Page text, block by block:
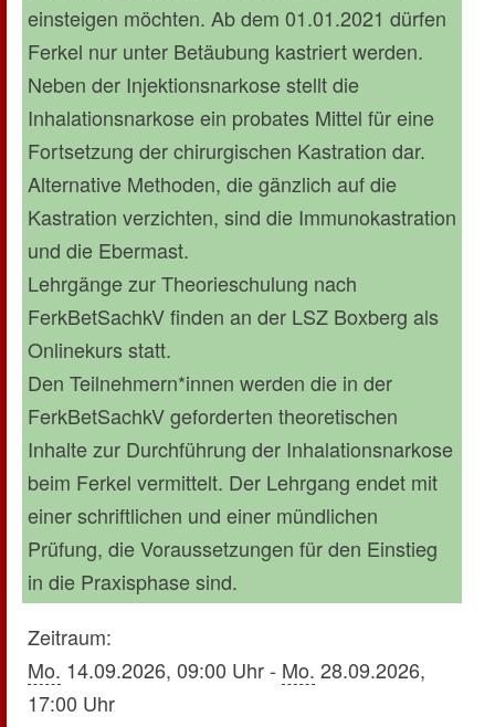
einsteigen möchten. Ab dem 01.01.2021 dürfen
Ferkel nur unter Betäubung kastriert werden.
Neben der Injektionsnarkose stellt die
Inhalationsnarkose ein probates Mittel für eine
Fortsetzung der chirurgischen Kastration dar.
Alternative Methoden, die gänzlich auf die
Kastration verzichten, sind die Immunokastration
und die Ebermast.
Lehrgänge zur Theorieschulung nach
FerkBetSachkV finden an der LSZ Boxberg als
Onlinekurs statt.
Den Teilnehmern*innen werden die in der
FerkBetSachkV geforderten theoretischen
Inhalte zur Durchführung der Inhalationsnarkose
beim Ferkel vermittelt. Der Lehrgang endet mit
einer schriftlichen und einer mündlichen
Prüfung, die Voraussetzungen für den Einstieg
in die Praxisphase sind.
Zeitraum:
Mo. 14.09.2026, 09:00 Uhr - Mo. 28.09.2026,
17:00 Uhr